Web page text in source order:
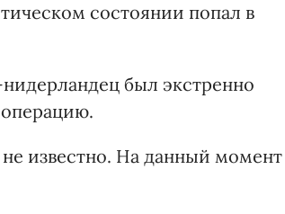
состоянии попал в
был экстренно
известно. На данный момент